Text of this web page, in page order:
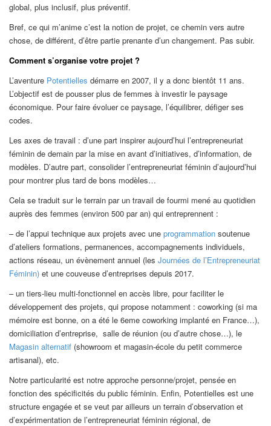
global, plus inclusif, plus préventif.
Bref, ce qui m’anime c’est la notion de projet, ce chemin vers autre
chose, de différent, d’être partie prenante d’un changement. Pas subir.
Comment s’organise votre projet ?
L’aventure Potentielles démarre en 2007, il y a donc bientôt 11 ans.
L’objectif est de pousser plus de femmes à investir le paysage
économique. Pour faire évoluer ce paysage, l’équilibrer, défiger ses
codes.
Les axes de travail : d’une part inspirer aujourd’hui l’entrepreneuriat
féminin de demain par la mise en avant d’initiatives, d’information, de
modèles. D’autre part, consolider l’entrepreneuriat féminin d’aujourd’hui
pour montrer plus tard de bons modèles…
Cela se traduit sur le terrain par un travail de fourmi mené au quotidien
auprès des femmes (environ 500 par an) qui entreprennent :
– de l’appui technique aux projets avec une programmation soutenue
d’ateliers formations, permanences, accompagnements individuels,
actions réseau, un évènement annuel (les Journées de l’Entrepreneuriat
Féminin) et une couveuse d’entreprises depuis 2017.
– un tiers-lieu multi-fonctionnel en accès libre, pour faciliter le
développement des projets, qui propose notamment : coworking (si ma
mémoire est bonne, on a été le 6eme coworking implanté en France…),
domiciliation d’entreprise, salle de réunion (ou d’autre chose…), le
Magasin alternatif (showroom et magasin-école du petit commerce
artisanal), etc.
Notre particularité est notre approche personne/projet, pensée en
fonction des spécificités du public féminin. Enfin, Potentielles est une
structure engagée et se veut par ailleurs un terrain d’observation et
d’expérimentation de l’entrepreneuriat féminin régional, de